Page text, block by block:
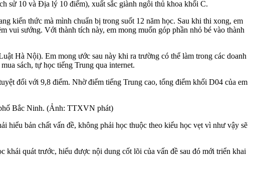
sử 10 và Địa lý 10 điểm), xuất sắc giành ngôi thủ khoa khối C.
kiến thức mà mình chuẩn bị trong suốt 12 năm học. Sau khi thi xong, em
vui sướng. Với thành tích này, em mong muốn góp phần nhỏ bé vào thành
Hà Nội). Em mong ước sau này khi ra trường có thể làm trong các doanh
sách, tự học tiếng Trung qua internet.
đối với 9,8 điểm. Nhờ điểm tiếng Trung cao, tổng điểm khối D04 của em
Bắc Ninh. (Ảnh: TTXVN phát)
hiểu bản chất vấn đề, không phải học thuộc theo kiểu học vẹt vì như vậy sẽ
quát trước, hiểu được nội dung cốt lõi của vấn đề sau đó mới triển khai